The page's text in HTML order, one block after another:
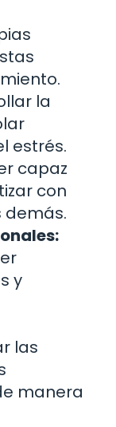
la
estrés.
capaz
con
demás.
y
las
manera